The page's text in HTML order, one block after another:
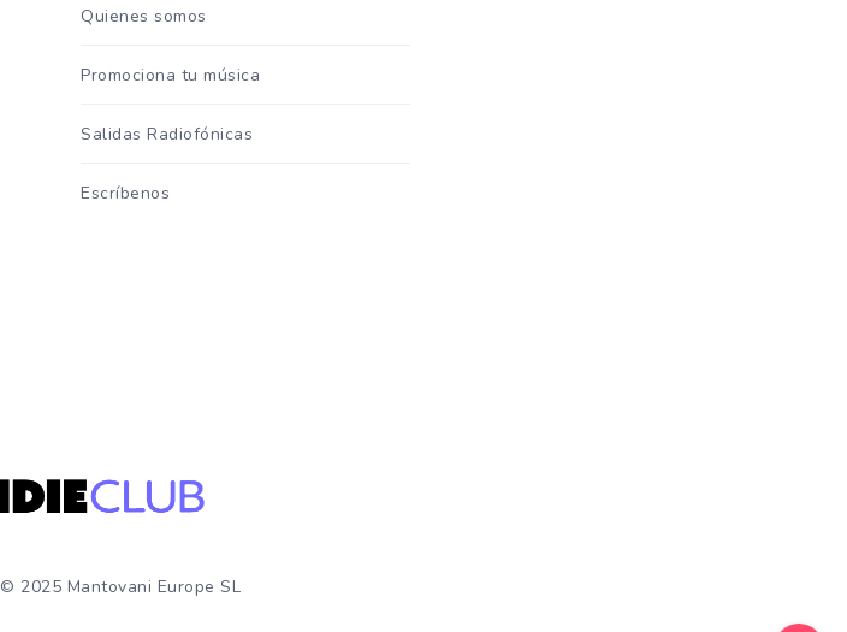
Quienes somos
Promociona tu música
Salidas Radiofónicas
Escríbenos
© 2025 Mantovani Europe SL